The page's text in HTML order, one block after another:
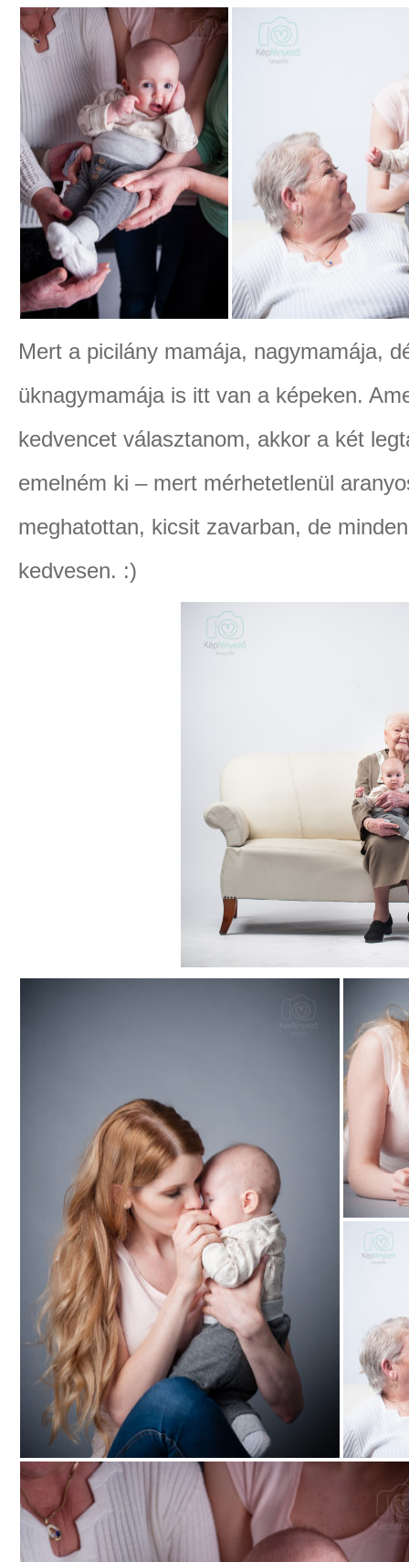
Mert a picilány mamája, nagymamája,
üknagymamája is itt van a képeken.
kedvencet választanom, akkor a két
emelném ki – mert mérhetetlenül
meghatottan, kicsit zavarban, de
kedvesen. :)